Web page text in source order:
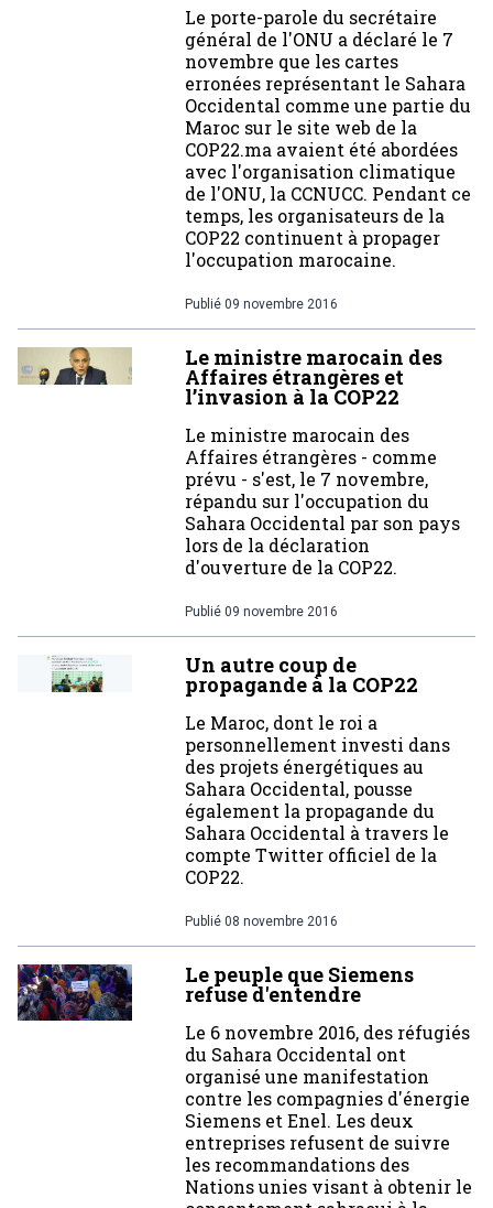
Le porte-parole du secrétaire
général de l'ONU a déclaré le 7
novembre que les cartes
erronées représentant le Sahara
Occidental comme une partie du
Maroc sur le site web de la
COP22.ma avaient été abordées
avec l'organisation climatique
de l'ONU, la CCNUCC. Pendant ce
temps, les organisateurs de la
COP22 continuent à propager
l'occupation marocaine.
Publié 09 novembre 2016
Le ministre marocain des
Affaires étrangères et
l’invasion à la COP22
Le ministre marocain des
Affaires étrangères - comme
prévu - s'est, le 7 novembre,
répandu sur l'occupation du
Sahara Occidental par son pays
lors de la déclaration
d'ouverture de la COP22.
Publié 09 novembre 2016
Un autre coup de
propagande à la COP22
Le Maroc, dont le roi a
personnellement investi dans
des projets énergétiques au
Sahara Occidental, pousse
également la propagande du
Sahara Occidental à travers le
compte Twitter officiel de la
COP22.
Publié 08 novembre 2016
Le peuple que Siemens
refuse d'entendre
Le 6 novembre 2016, des réfugiés
du Sahara Occidental ont
organisé une manifestation
contre les compagnies d'énergie
Siemens et Enel. Les deux
entreprises refusent de suivre
les recommandations des
Nations unies visant à obtenir le